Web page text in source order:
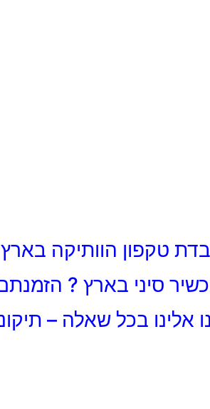
טקפון הוותיקה בארץ
סיני בארץ ?
אלינו בכל שאלה –